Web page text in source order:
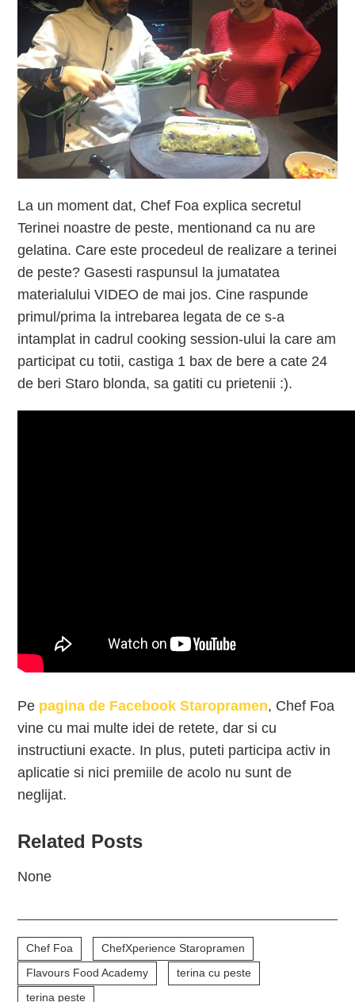
La un moment dat, Chef Foa explica secretul
Terinei noastre de peste, mentionand ca nu are
gelatina. Care este procedeul de realizare a terinei
de peste? Gasesti raspunsul la jumatatea
materialului VIDEO de mai jos. Cine raspunde
primul/prima la intrebarea legata de ce s-a
intamplat in cadrul cooking session-ului la care am
participat cu totii, castiga 1 bax de bere a cate 24
de beri Staro blonda, sa gatiti cu prietenii :).
Pe pagina de Facebook Staropramen, Chef Foa
vine cu mai multe idei de retete, dar si cu
instructiuni exacte. In plus, puteti participa activ in
aplicatie si nici premiile de acolo nu sunt de
neglijat.
Related Posts
None
Chef Foa
ChefXperience Staropramen
Flavours Food Academy
terina cu peste
terina peste